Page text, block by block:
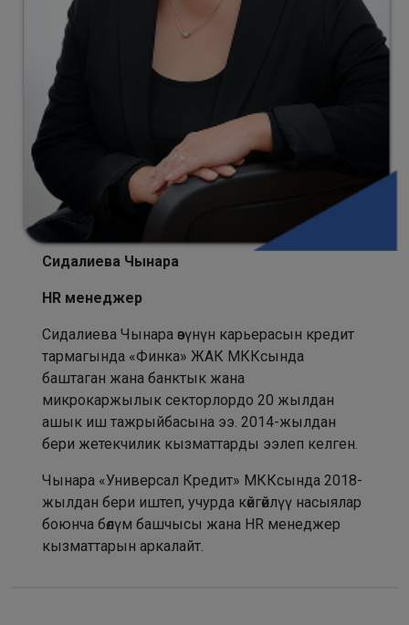
Сидалиева Чынара
HR менеджер
Сидалиева Чынара өзүнүн карьерасын кредит
тармагында «Финка» ЖАК МККсында
баштаган жана банктык жана
микрокаржылык секторлордо 20 жылдан
ашык иш тажрыйбасына ээ. 2014-жылдан
бери жетекчилик кызматтарды ээлеп келген.
Чынара «Универсал Кредит» МККсында 2018-
жылдан бери иштеп, учурда көйгөйлүү насыялар
боюнча бөлүм башчысы жана HR менеджер
кызматтарын аркалайт.